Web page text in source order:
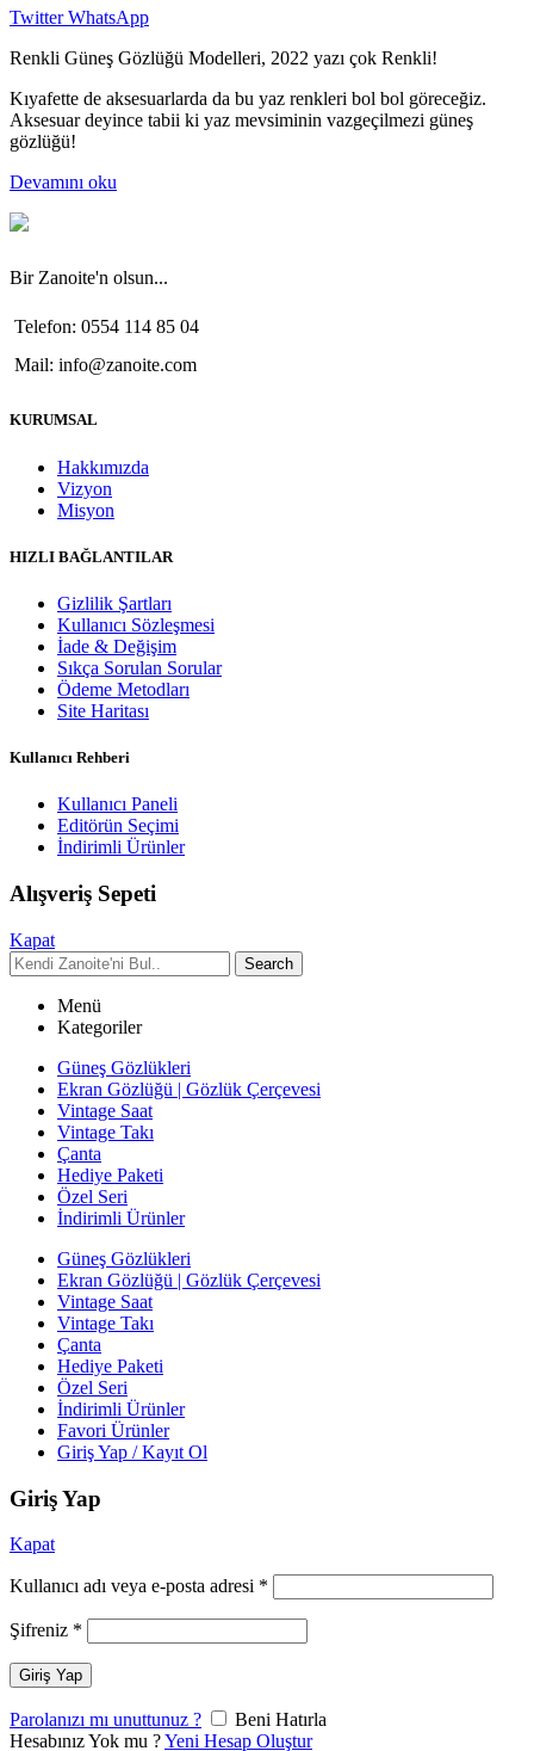
Twitter WhatsApp
Renkli Güneş Gözlüğü Modelleri, 2022 yazı çok Renkli!
Kıyafette de aksesuarlarda da bu yaz renkleri bol bol göreceğiz.
Aksesuar deyince tabii ki yaz mevsiminin vazgeçilmezi güneş
gözlüğü!
Devamını oku
Bir Zanoite'n olsun...
Telefon: 0554 114 85 04
Mail: info@zanoite.com
KURUMSAL
Hakkımızda
Vizyon
Misyon
HIZLI BAĞLANTILAR
Gizlilik Şartları
Kullanıcı Sözleşmesi
İade & Değişim
Sıkça Sorulan Sorular
Ödeme Metodları
Site Haritası
Kullanıcı Rehberi
Kullanıcı Paneli
Editörün Seçimi
İndirimli Ürünler
Alışveriş Sepeti
Kapat
Search
Menü
Kategoriler
Güneş Gözlükleri
Ekran Gözlüğü | Gözlük Çerçevesi
Vintage Saat
Vintage Takı
Çanta
Hediye Paketi
Özel Seri
İndirimli Ürünler
Güneş Gözlükleri
Ekran Gözlüğü | Gözlük Çerçevesi
Vintage Saat
Vintage Takı
Çanta
Hediye Paketi
Özel Seri
İndirimli Ürünler
Favori Ürünler
Giriş Yap / Kayıt Ol
Giriş Yap
Kapat
Kullanıcı adı veya e-posta adresi *
Şifreniz *
Giriş Yap
Parolanızı mı unuttunuz ?
Beni Hatırla
Hesabınız Yok mu ?Yeni Hesap Oluştur